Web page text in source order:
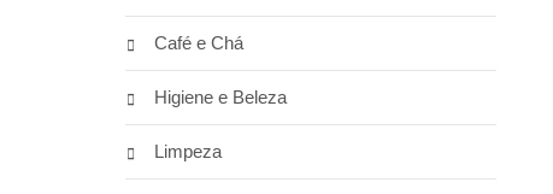
Café e Chá
Higiene e Beleza
Limpeza